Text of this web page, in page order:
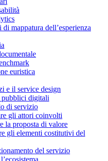
mappatura dell’esperienza
euristica
e il service design
pubblici digitali
di servizio
gli attori coinvolti
la proposta di valore
gli elementi costitutivi del
del servizio